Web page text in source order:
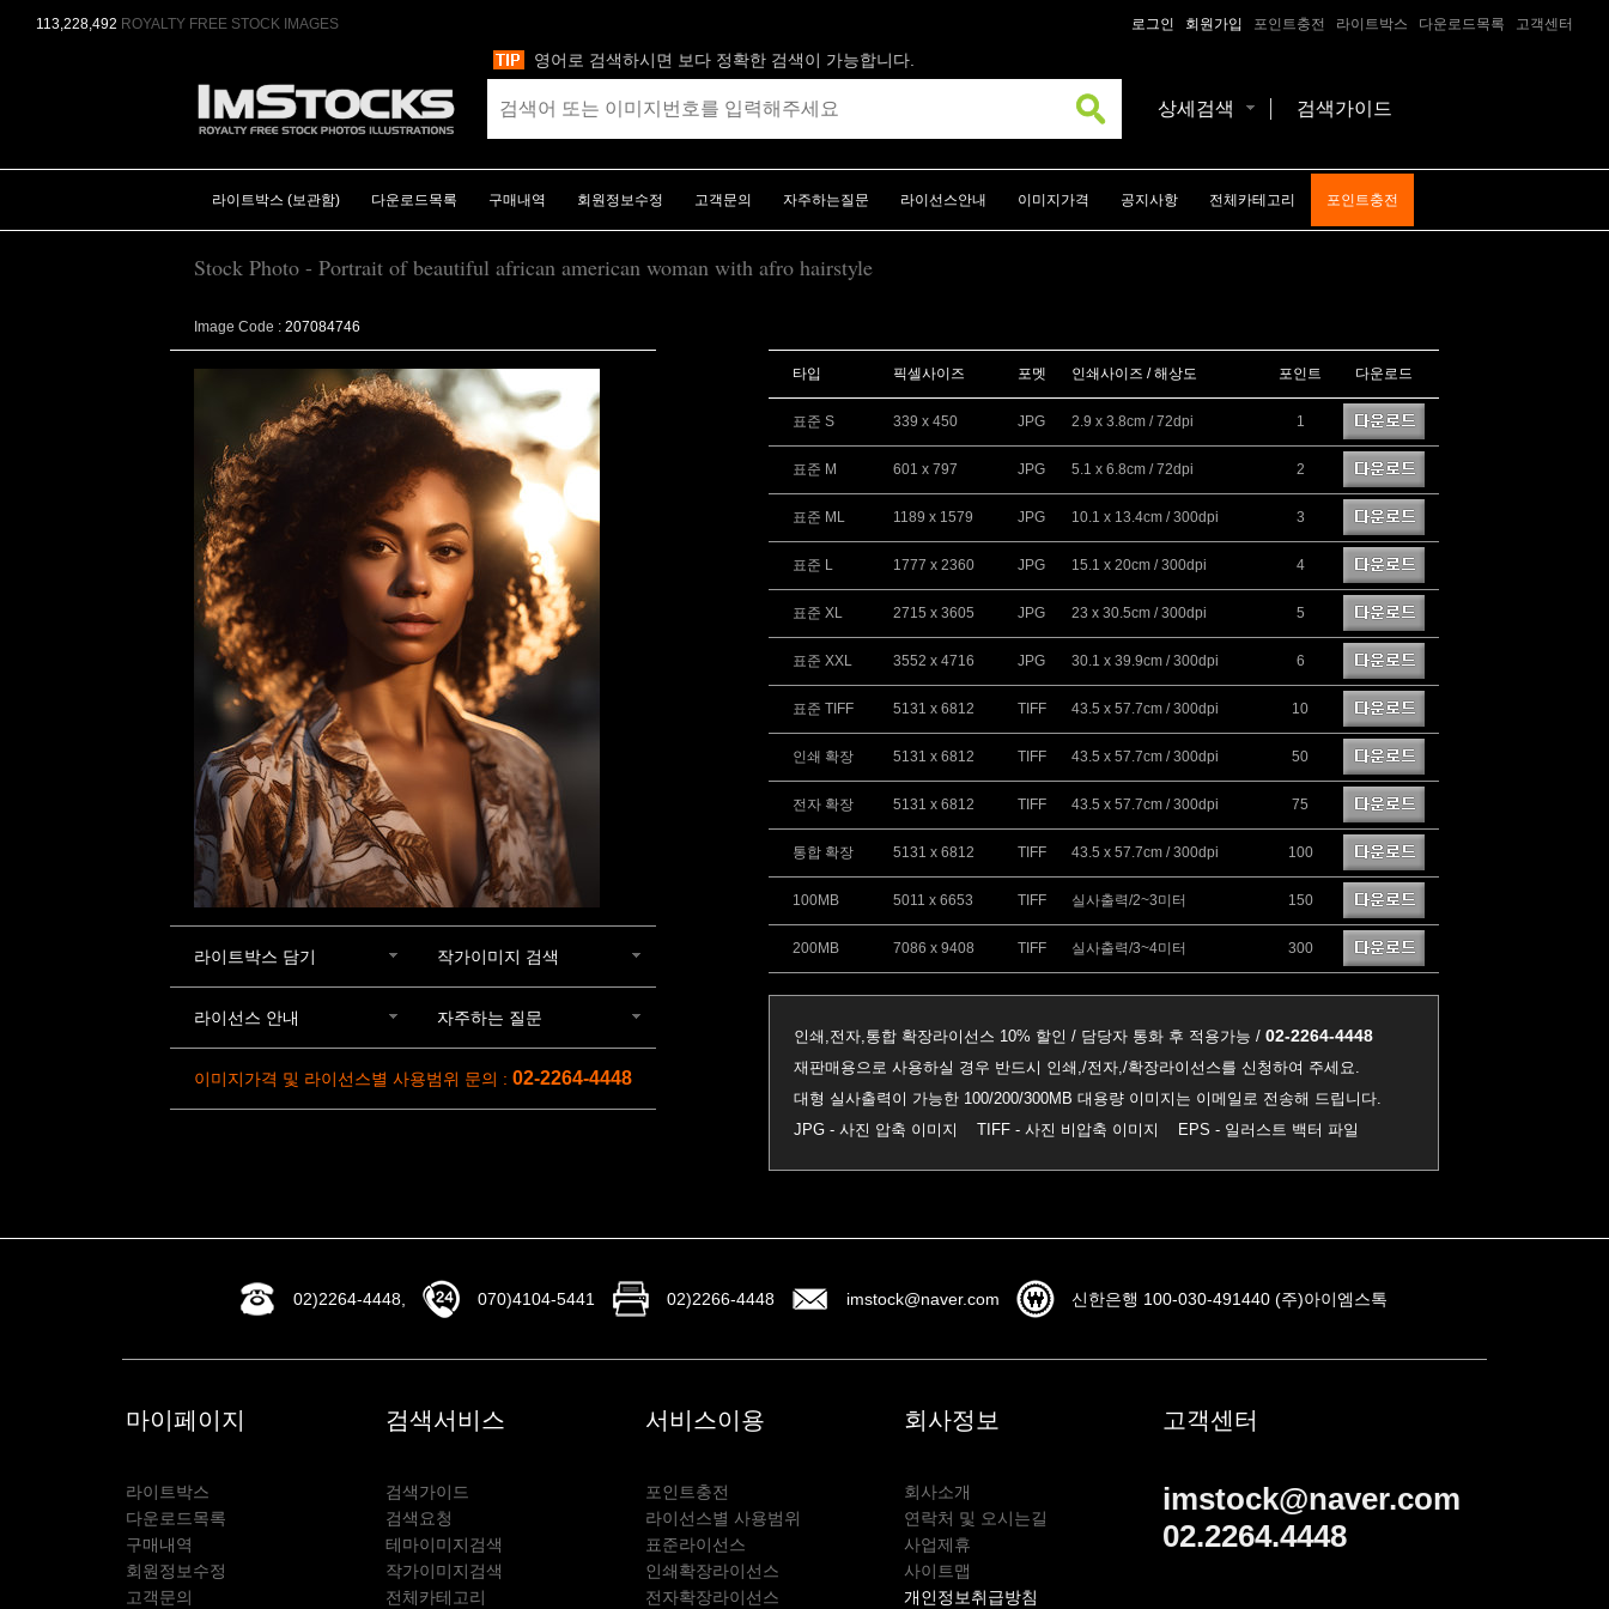
영어로 검색하시면 보다 정확한 검색이 가능합니다.
113,228,492 ROYALTY FREE STOCK IMAGES 로그인 회원가입 포인트충전 라이트박스 다운로드목록 고객센터
상세검색 검색가이드
라이트박스 (보관함) 다운로드목록 구매내역 회원정보수정 고객문의 자주하는질문 라이선스안내 이미지가격 공지사항 전체카테고리 포인트충전
Stock Photo - Portrait of beautiful african american woman with afro hairstyle
Image Code : 207084746
라이트박스 담기 작가이미지 검색
라이선스 안내 자주하는 질문
이미지가격 및 라이선스별 사용범위 문의 : 02-2264-4448
타입 픽셀사이즈 포멧 인쇄사이즈 / 해상도 포인트 다운로드
표준 S 339 x 450 JPG 2.9 x 3.8cm / 72dpi 1
표준 M 601 x 797 JPG 5.1 x 6.8cm / 72dpi 2
표준 ML 1189 x 1579 JPG 10.1 x 13.4cm / 300dpi 3
표준 L 1777 x 2360 JPG 15.1 x 20cm / 300dpi 4
표준 XL 2715 x 3605 JPG 23 x 30.5cm / 300dpi 5
표준 XXL 3552 x 4716 JPG 30.1 x 39.9cm / 300dpi 6
표준 TIFF 5131 x 6812 TIFF 43.5 x 57.7cm / 300dpi 10
인쇄 확장 5131 x 6812 TIFF 43.5 x 57.7cm / 300dpi 50
전자 확장 5131 x 6812 TIFF 43.5 x 57.7cm / 300dpi 75
통합 확장 5131 x 6812 TIFF 43.5 x 57.7cm / 300dpi 100
100MB 5011 x 6653 TIFF 실사출력/2~3미터 150
200MB 7086 x 9408 TIFF 실사출력/3~4미터 300
인쇄,전자,통합 확장라이선스 10% 할인 / 담당자 통화 후 적용가능 / 02-2264-4448
재판매용으로 사용하실 경우 반드시 인쇄,/전자,/확장라이선스를 신청하여 주세요.
대형 실사출력이 가능한 100/200/300MB 대용량 이미지는 이메일로 전송해 드립니다.
JPG - 사진 압축 이미지 TIFF - 사진 비압축 이미지 EPS - 일러스트 백터 파일
02)2264-4448, 070)4104-5441 02)2266-4448 imstock@naver.com 신한은행 100-030-491440 (주)아이엠스톡
마이페이지 검색서비스 서비스이용 회사정보 고객센터
라이트박스 검색가이드 포인트충전 회사소개
imstock@naver.com
02.2264.4448
다운로드목록 검색요청 라이선스별 사용범위
연락처 및 오시는길
구매내역
테마이미지검색 표준라이선스
사업제휴
회원정보수정
작가이미지검색 인쇄확장라이선스
사이트맵
고객문의
전체카테고리 전자확장라이선스 개인정보취급방침